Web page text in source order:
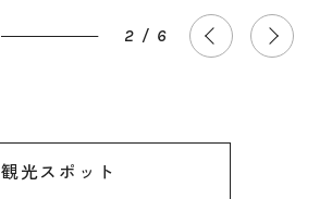
3 / 6
観光スポット